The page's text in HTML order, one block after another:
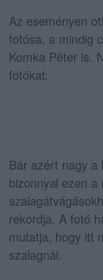
Az eseményen
fotósa, a mindig
Komka Péter is.
fotókat:
Bár azért nagy a
bizonnyal ezen
rekordja. A fotó
mutatja, hogy itt
szalagnál.